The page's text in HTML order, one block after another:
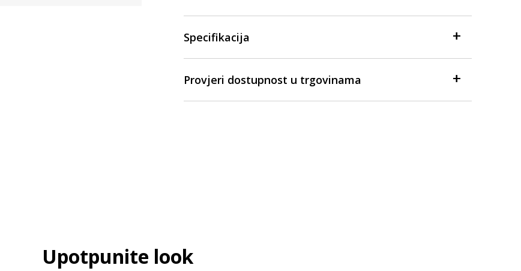
Specifikacija
Provjeri dostupnost u trgovinama
Upotpunite look